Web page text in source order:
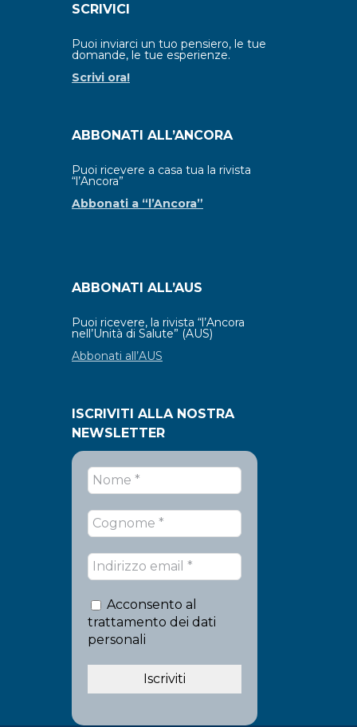
SCRIVICI
Puoi inviarci un tuo pensiero, le tue
domande, le tue esperienze.
Scrivi ora!
ABBONATI ALL’ANCORA
Puoi ricevere a casa tua la rivista
“l’Ancora”
Abbonati a “l’Ancora”
ABBONATI ALL’AUS
Puoi ricevere, la rivista “l’Ancora
nell’Unità di Salute” (AUS)
Abbonati all’AUS
ISCRIVITI ALLA NOSTRA
NEWSLETTER
Acconsento al
trattamento dei dati
personali